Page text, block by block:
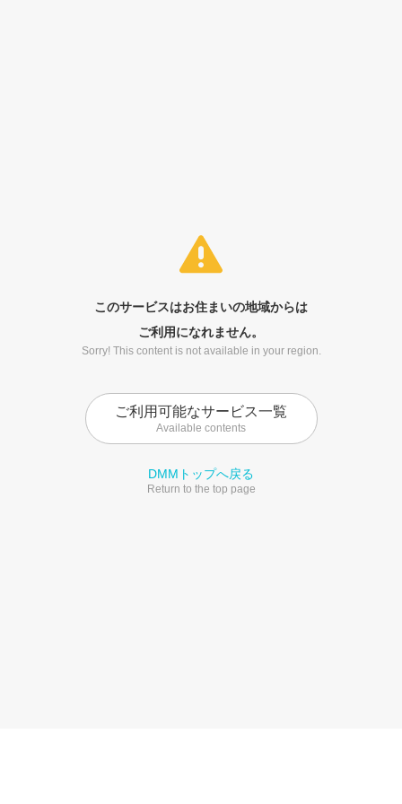
このサービスはお住まいの地域からは
ご利用になれません。
Sorry! This content is not available in your region.
ご利用可能なサービス一覧
Available contents
DMMトップへ戻る
Return to the top page